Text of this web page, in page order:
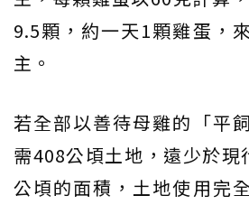
9.5顆，約一天1顆雞蛋，
主。
若全部以善待母雞的「平
需408公頃土地，遠少於現
公頃的面積，土地使用完